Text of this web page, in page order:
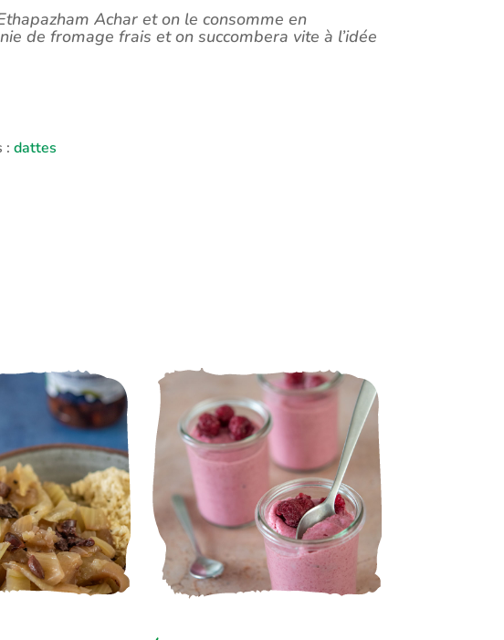
Achar et on le consomme en
de fromage frais et on succombera vite à l’idée
:dattes